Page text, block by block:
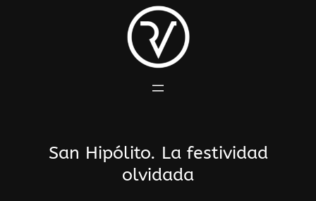
San Hipólito. La festividad
olvidada